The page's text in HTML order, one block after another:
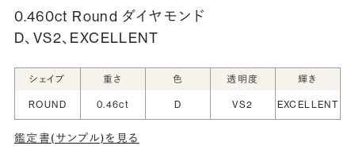
シークレットストーン：指輪の内側に留める宝石のこ
と
宝石を選んでセッティングすることができます。ショッピング
カート画面で、お好みの宝石をお選びください (有料)。
0.460ct Round ダイヤモンド
D、VS2、EXCELLENT
シェイプ 重さ 色 透明度 輝き
ROUND 0.46ct D VS2 EXCELLENT
鑑定書(サンプル)を見る